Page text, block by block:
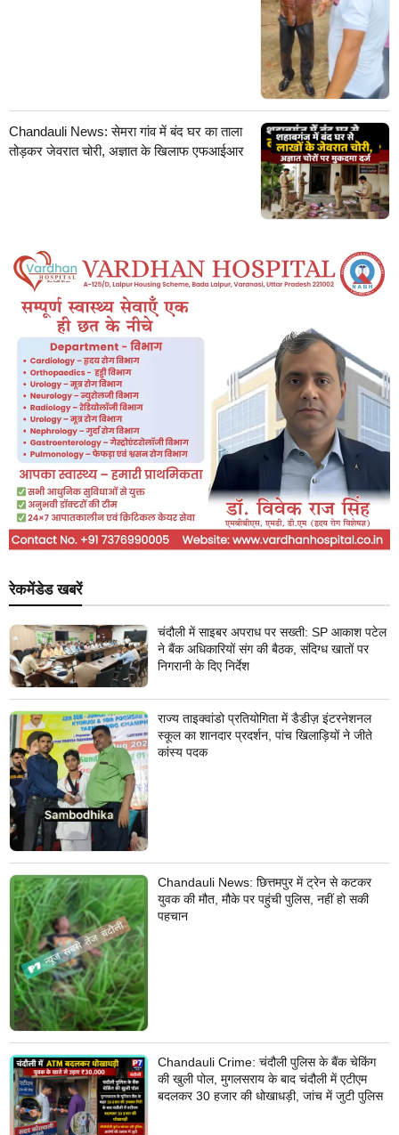
Chandauli News: सेमरा गांव में बंद घर का ताला
तोड़कर जेवरात चोरी, अज्ञात के खिलाफ एफआईआर
रेकमेंडेड खबरें
चंदौली में साइबर अपराध पर सख्ती: SP आकाश पटेल
ने बैंक अधिकारियों संग की बैठक, संदिग्ध खातों पर
निगरानी के दिए निर्देश
राज्य ताइक्वांडो प्रतियोगिता में डैडीज़ इंटरनेशनल
स्कूल का शानदार प्रदर्शन, पांच खिलाड़ियों ने जीते
कांस्य पदक
Chandauli News: छित्तमपुर में ट्रेन से कटकर
युवक की मौत, मौके पर पहुंची पुलिस, नहीं हो सकी
पहचान
Chandauli Crime: चंदौली पुलिस के बैंक चेकिंग
की खुली पोल, मुगलसराय के बाद चंदौली में एटीएम
बदलकर 30 हजार की धोखाधड़ी, जांच में जुटी पुलिस